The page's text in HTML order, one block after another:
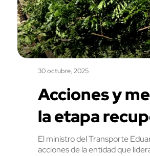
30 octubre, 2025
Acciones y
la etapa
El ministro del Transporte
acciones de la entidad que